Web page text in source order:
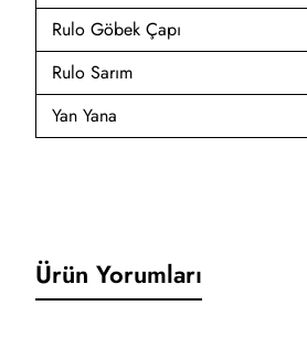
Rulo Göbek Çapı
Rulo Sarım
Yan Yana
Ürün Yorumları